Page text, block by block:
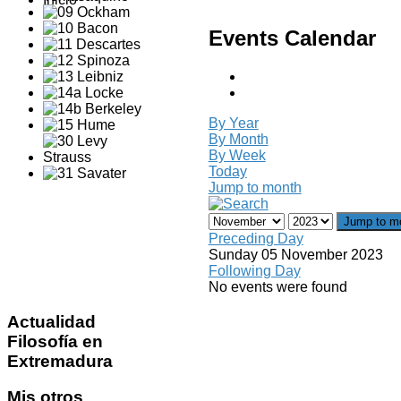
Events Calendar
By Year
By Month
By Week
Today
Jump to month
Jump to
Preceding Day
Sunday 05 November 2023
Following Day
No events were found
Actualidad
Filosofía en
Extremadura
Mis otros